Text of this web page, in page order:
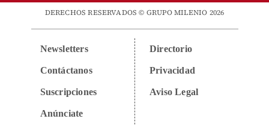
DERECHOS RESERVADOS © GRUPO MILENIO 2026
Newsletters
Contáctanos
Suscripciones
Anúnciate
Directorio
Privacidad
Aviso Legal